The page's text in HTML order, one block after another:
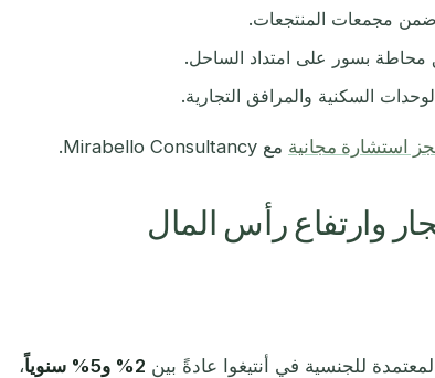
ضمن مجمعات المنتجعات.
بسور على امتداد الساحل.
السكنية والمرافق التجارية.
استشارة مجانية مع Mirabello Consultancy.
وارتفاع رأس المال
للجنسية في أنتيغوا عادةً بين 2% و5% سنوياً
،